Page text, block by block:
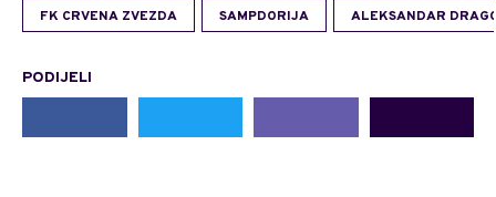
FK CRVENA ZVEZDA SAMPDORIJA ALEKSANDAR
PODIJELI